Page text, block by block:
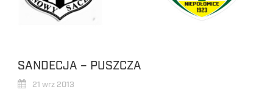
SANDECJA – PUSZCZA
21 wrz 2013